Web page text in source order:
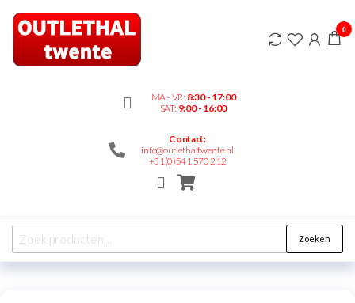
Outlethaltwente.nl
– altijd iets te
MA - VR: 8:30 - 17:00
SAT: 9:00 - 16:00
Contact:
info@outlethaltwente.nl
+31(0)541 570 212
0
Zoeken